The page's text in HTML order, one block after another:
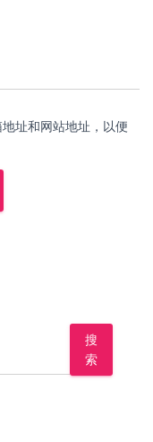
址和网站地址，以便
搜
索